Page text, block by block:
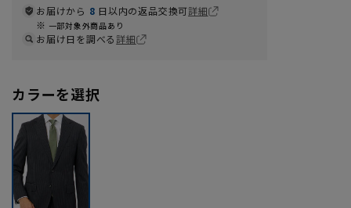
お届けから 8 日以内の返品交換可詳細
一部対象外商品あり
お届け日を調べる詳細
カラーを選択